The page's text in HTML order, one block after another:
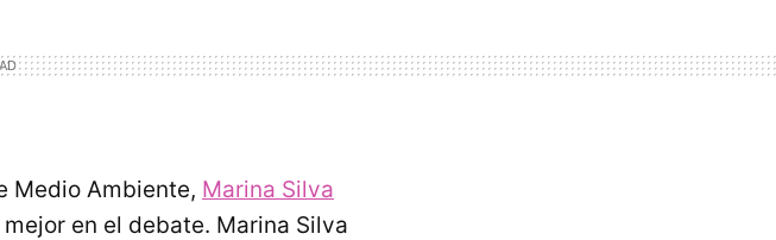
Medio Ambiente, Marina Silva
en el debate. Marina Silva